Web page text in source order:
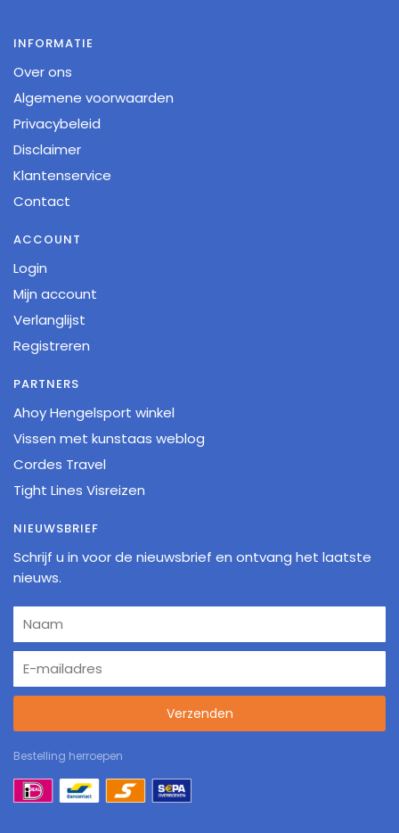
INFORMATIE
Over ons
Algemene voorwaarden
Privacybeleid
Disclaimer
Klantenservice
Contact
ACCOUNT
Login
Mijn account
Verlanglijst
Registreren
PARTNERS
Ahoy Hengelsport winkel
Vissen met kunstaas weblog
Cordes Travel
Tight Lines Visreizen
NIEUWSBRIEF
Schrijf u in voor de nieuwsbrief en ontvang het laatste
nieuws.
Verzenden
Bestelling herroepen